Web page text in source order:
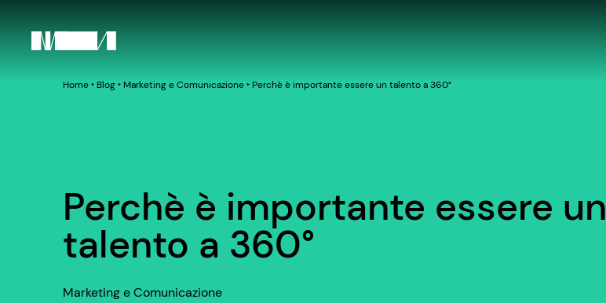
Home‣ Blog‣ Marketing e Comunicazione‣ Perchè è importante essere un talento a 360°
Perchè è importante essere un
talento a 360°
Marketing e Comunicazione